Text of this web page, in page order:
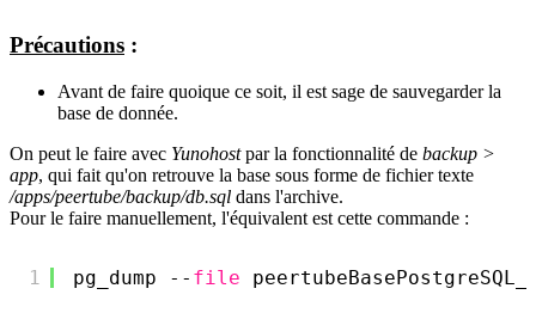
Précautions :
Avant de faire quoique ce soit, il est sage de sauvegarder la
base de donnée.
On peut le faire avec Yunohostpar la fonctionnalité de backup >
app, qui fait qu'on retrouve la base sous forme de fichier texte
/apps/peertube/backup/db.sql dans l'archive.
Pour le faire manuellement, l'équivalent est cette commande :
1 pg_dump -- file